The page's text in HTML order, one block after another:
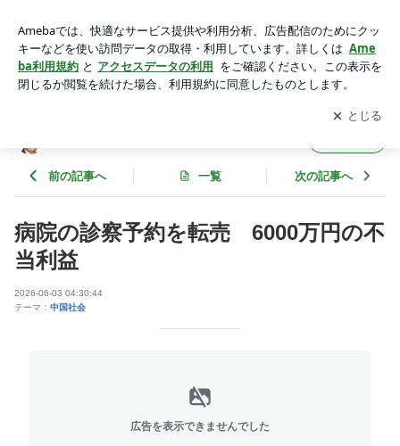
シャルブログアプリをダウンロードして ブログの更新通知
を受け取りまし
ょう。
開く
前の記事へ 一覧 次の記事へ
病院の診察予約を転売 6000万円の不
当利益
2026-06-03 04:30:44
テーマ： 中国社会
広告を表示できませんでした